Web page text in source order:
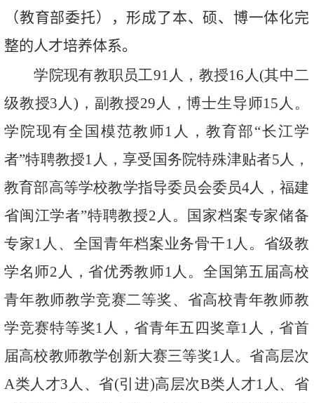
（教育部委托），形成了本、硕、博一体化完
整的人才培养体系。
学院现有教职员工91人，教授16 人(其中二
级教授3 人) ，副教授29 人，博士生导师15 人。
学院现有全国模范教师1人，教育部“长江学
者”特聘教授1 人，享受国务院特殊津贴者5人，
教育部高等学校教学指导委员会委员4人，福建
省闽江学者”特聘教授2 人。国家档案专家储备
专家1 人、全国青年档案业务骨干1人。省级教
学名师2 人，省优秀教师1人。全国第五届高校
青年教师教学竞赛二等奖、省高校青年教师教
学竞赛特等奖1 人，省青年五四奖章1 人，省首
届高校教师教学创新大赛三等奖1人。省高层次
A类人才3 人、省(引进)高层次B类人才1 人、省